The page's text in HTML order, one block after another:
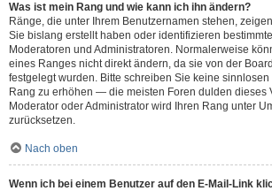
Was ist mein Rang und wie kann ich ihn ändern?
Ränge, die unter Ihrem Benutzernamen stehen,
Sie bislang erstellt haben oder identifizieren
Moderatoren und Administratoren. Normalerweise
eines Ranges nicht direkt ändern, da sie von der
festgelegt wurden. Bitte schreiben Sie keine
Rang zu erhöhen — die meisten Foren dulden dieses
Moderator oder Administrator wird Ihren Rang unter
zurücksetzen.
Nach oben
Wenn ich bei einem Benutzer auf den E-Mail-Link